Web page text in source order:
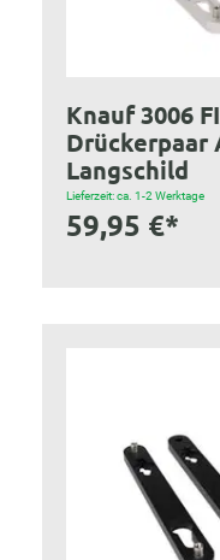
Knauf 3006
Drückerpaar
Langschild
Lieferzeit: ca. 1-2 Werktage
59,95 €*